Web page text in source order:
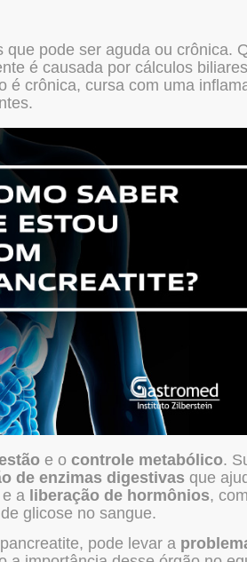
que pode ser aguda ou crônica.
é causada por cálculos
é crônica, cursa com uma
e o controle metabólico.
de enzimas digestivas que
a liberação de hormônios,
glicose no sangue.
pode levar a